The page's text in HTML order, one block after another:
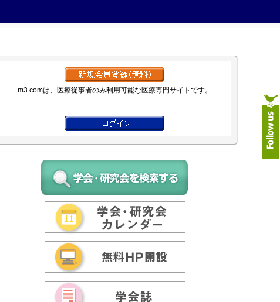
m3.comは、医療従事者のみ利用可能な医療専門サイトです。